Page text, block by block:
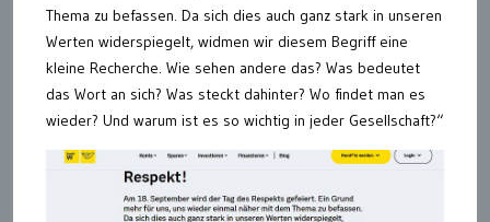
Thema zu befassen. Da sich dies auch ganz stark in unseren
Werten widerspiegelt, widmen wir diesem Begriff eine
kleine Recherche. Wie sehen andere das? Was bedeutet
das Wort an sich? Was steckt dahinter? Wo findet man es
wieder? Und warum ist es so wichtig in jeder Gesellschaft?“